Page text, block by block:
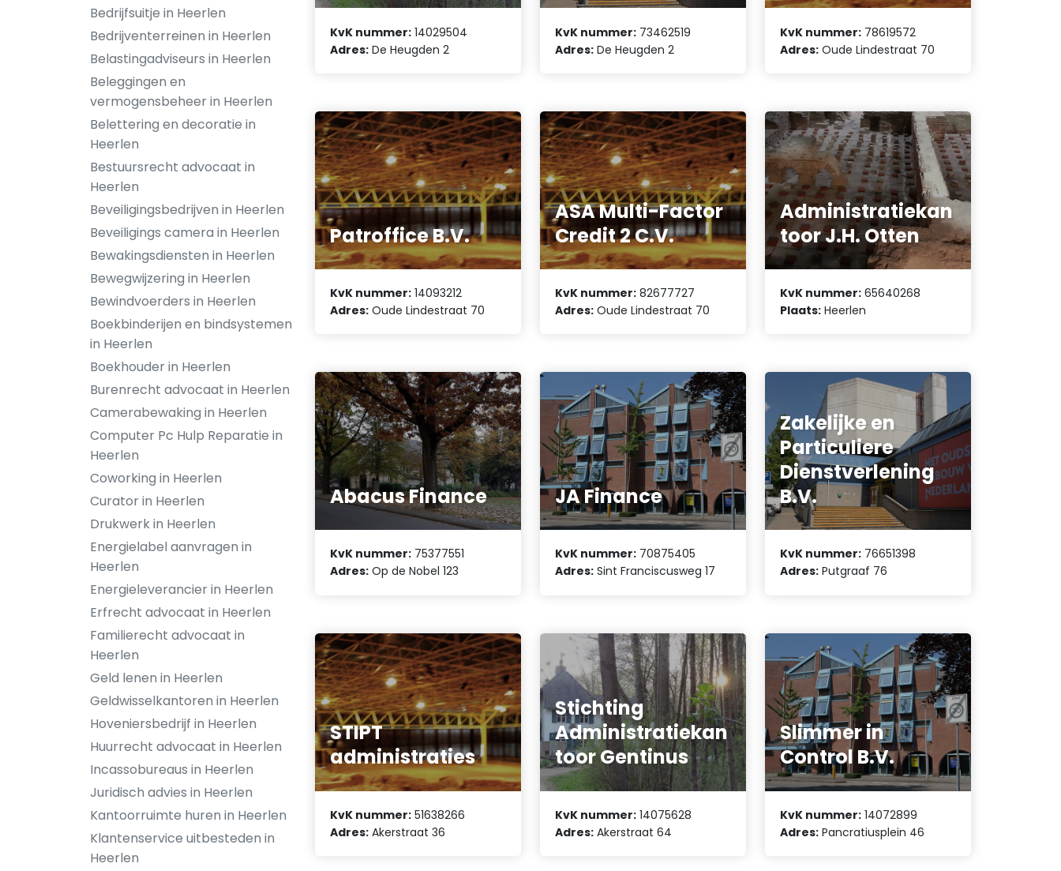
Bedrijfsuitje in Heerlen
Bedrijventerreinen in Heerlen
Belastingadviseurs in Heerlen
Beleggingen en
vermogensbeheer in Heerlen
Belettering en decoratie in
Heerlen
Bestuursrecht advocaat in
Heerlen
Beveiligingsbedrijven in Heerlen
Beveiligings camera in Heerlen
Bewakingsdiensten in Heerlen
Bewegwijzering in Heerlen
Bewindvoerders in Heerlen
Boekbinderijen en bindsystemen
in Heerlen
Boekhouder in Heerlen
Burenrecht advocaat in Heerlen
Camerabewaking in Heerlen
Computer Pc Hulp Reparatie in
Heerlen
Coworking in Heerlen
Curator in Heerlen
Drukwerk in Heerlen
Energielabel aanvragen in
Heerlen
Energieleverancier in Heerlen
Erfrecht advocaat in Heerlen
Familierecht advocaat in
Heerlen
Geld lenen in Heerlen
Geldwisselkantoren in Heerlen
Hoveniersbedrijf in Heerlen
Huurrecht advocaat in Heerlen
Incassobureaus in Heerlen
Juridisch advies in Heerlen
Kantoorruimte huren in Heerlen
Klantenservice uitbesteden in
Heerlen
KvK nummer: 14029504
Adres: De Heugden 2
KvK nummer: 73462519
Adres: De Heugden 2
KvK nummer: 78619572
Adres: Oude Lindestraat 70
Patroffice B.V.
KvK nummer: 14093212
Adres: Oude Lindestraat 70
ASA Multi-Factor
Credit 2 C.V.
KvK nummer: 82677727
Adres: Oude Lindestraat 70
Administratiekan
toor J.H. Otten
KvK nummer: 65640268
Plaats: Heerlen
Abacus Finance
KvK nummer: 75377551
Adres: Op de Nobel 123
JA Finance
KvK nummer: 70875405
Adres: Sint Franciscusweg 17
Zakelijke en
Particuliere
Dienstverlening
B.V.
KvK nummer: 76651398
Adres: Putgraaf 76
STIPT
administraties
KvK nummer: 51638266
Adres: Akerstraat 36
Stichting
Administratiekan
toor Gentinus
KvK nummer: 14075628
Adres: Akerstraat 64
Slimmer in
Control B.V.
KvK nummer: 14072899
Adres: Pancratiusplein 46